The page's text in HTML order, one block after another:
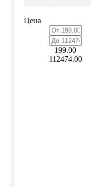
Цена
199.00
112474.00